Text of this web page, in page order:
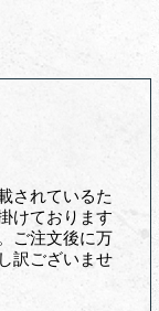
されているた
けております
ご注文後に万
訳ございませ